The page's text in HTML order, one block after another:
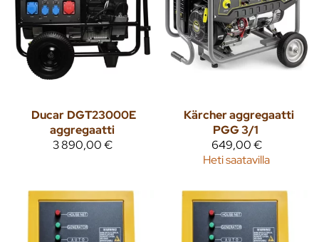
Ducar DGT23000E
aggregaatti
3 890,00 €
Kärcher aggregaatti
PGG 3/1
649,00 €
Heti saatavilla